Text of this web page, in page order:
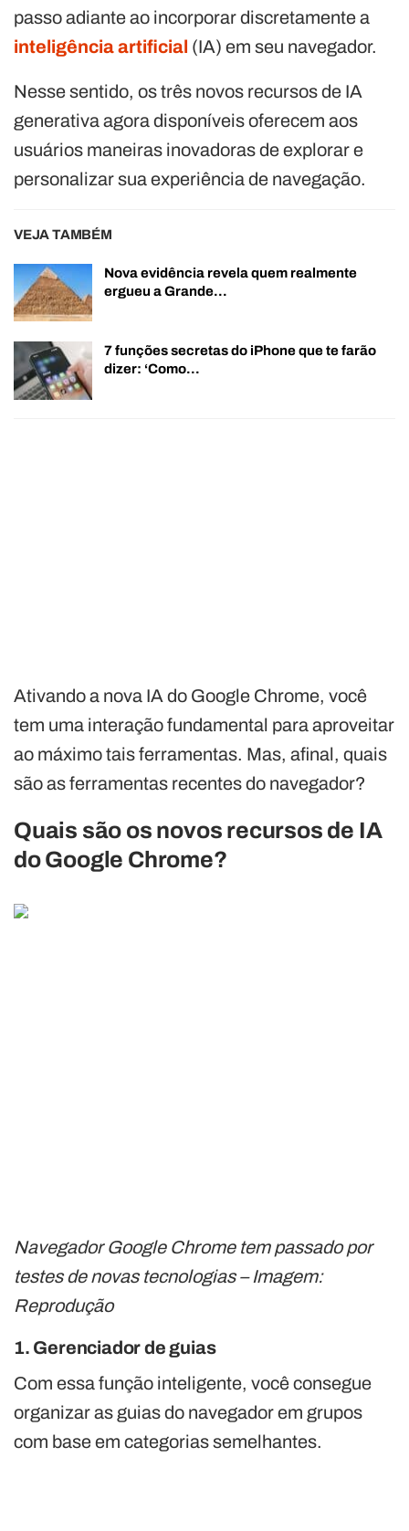
passo adiante ao incorporar discretamente a
inteligência artificial (IA) em seu navegador.
Nesse sentido, os três novos recursos de IA
generativa agora disponíveis oferecem aos
usuários maneiras inovadoras de explorar e
personalizar sua experiência de navegação.
VEJA TAMBÉM
Nova evidência revela quem realmente
ergueu a Grande…
7 funções secretas do iPhone que te farão
dizer: ‘Como…
Ativando a nova IA do Google Chrome, você
tem uma interação fundamental para aproveitar
ao máximo tais ferramentas. Mas, afinal, quais
são as ferramentas recentes do navegador?
Quais são os novos recursos de IA
do Google Chrome?
Navegador Google Chrome tem passado por
testes de novas tecnologias – Imagem:
Reprodução
1. Gerenciador de guias
Com essa função inteligente, você consegue
organizar as guias do navegador em grupos
com base em categorias semelhantes.